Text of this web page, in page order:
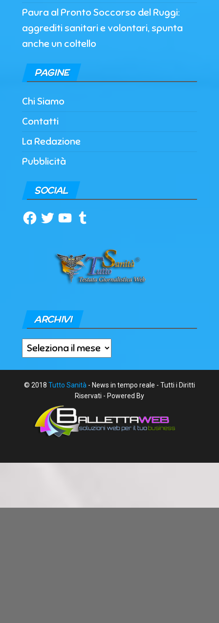
Paura al Pronto Soccorso del Ruggi:
aggrediti sanitari e volontari, spunta
anche un coltello
PAGINE
Chi Siamo
Contatti
La Redazione
Pubblicità
SOCIAL
Facebook
TwitterYouTubeTumblr
ARCHIVI
Archivi
© 2018 Tutto Sanità - News in tempo reale - Tutti i Diritti
Riservati - Powered By